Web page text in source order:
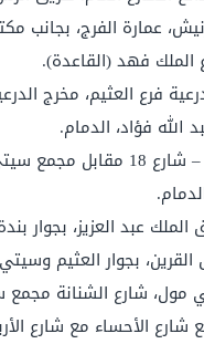
عمارة الفرج، بجانب
الملك فهد (القاعدة).
فرع العثيم، مخرج
الله فؤاد، الدمام.
بلازا الدمام.
عبد العزيز، بجوار
بجوار العثيم
مول، شارع الشنانة
شارع الأحساء مع شارع